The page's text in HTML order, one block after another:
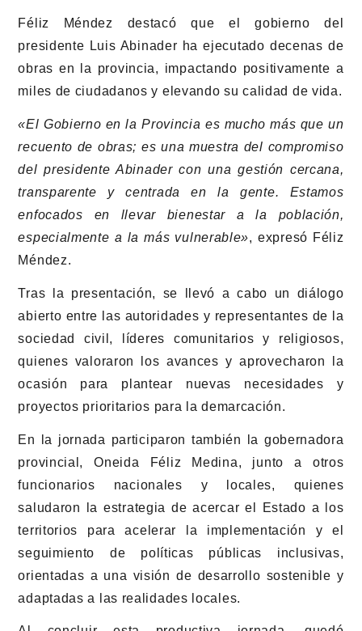
Féliz Méndez destacó que el gobierno del
presidente Luis Abinader ha ejecutado decenas de
obras en la provincia, impactando positivamente a
miles de ciudadanos y elevando su calidad de vida.
«El Gobierno en la Provincia es mucho más que un
recuento de obras; es una muestra del compromiso
del presidente Abinader con una gestión cercana,
transparente y centrada en la gente. Estamos
enfocados en llevar bienestar a la población,
especialmente a la más vulnerable», expresó Féliz
Méndez.
Tras la presentación, se llevó a cabo un diálogo
abierto entre las autoridades y representantes de la
sociedad civil, líderes comunitarios y religiosos,
quienes valoraron los avances y aprovecharon la
ocasión para plantear nuevas necesidades y
proyectos prioritarios para la demarcación.
En la jornada participaron también la gobernadora
provincial, Oneida Féliz Medina, junto a otros
funcionarios nacionales y locales, quienes
saludaron la estrategia de acercar el Estado a los
territorios para acelerar la implementación y el
seguimiento de políticas públicas inclusivas,
orientadas a una visión de desarrollo sostenible y
adaptadas a las realidades locales.